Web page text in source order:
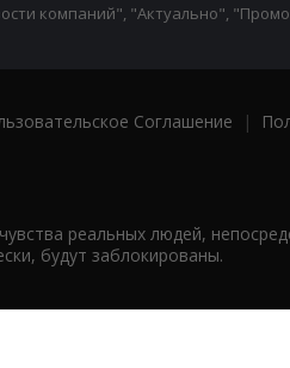
компаний", "Актуально",
Соглашение |
реальных людей,
будут заблокированы.